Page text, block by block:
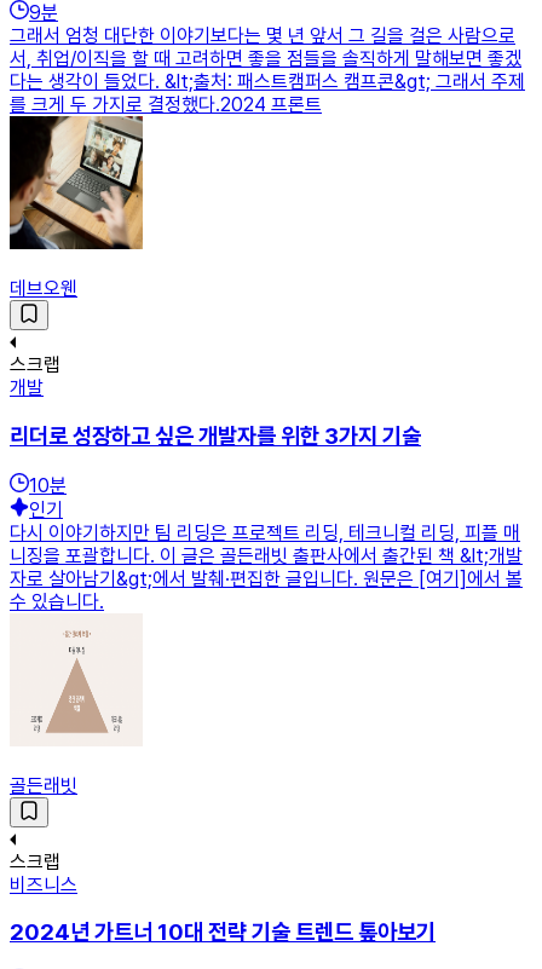
9분
그래서 엄청 대단한 이야기보다는 몇 년 앞서 그 길을 걸은 사람으로
서, 취업/이직을 할 때 고려하면 좋을 점들을 솔직하게 말해보면 좋겠
다는 생각이 들었다. &lt;출처: 패스트캠퍼스 캠프콘&gt; 그래서 주제
를 크게 두 가지로 결정했다.2024 프론트
데브오웬
스크랩
개발
리더로 성장하고 싶은 개발자를 위한 3가지 기술
10분
인기
다시 이야기하지만 팀 리딩은 프로젝트 리딩, 테크니컬 리딩, 피플 매
니징을 포괄합니다. 이 글은 골든래빗 출판사에서 출간된 책 &lt;개발
자로 살아남기&gt;에서 발췌·편집한 글입니다. 원문은 [여기]에서 볼
수 있습니다.
골든래빗
스크랩
비즈니스
2024년 가트너 10대 전략 기술 트렌드 톺아보기